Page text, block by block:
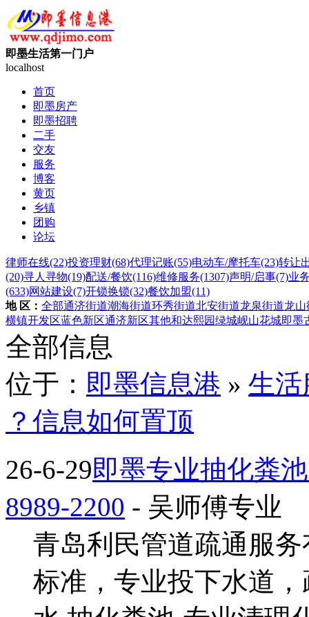
即墨生活第一门户
localhost
首页
即墨房产
即墨招聘
二手
交友
服务
博客
黄页
乡镇
团购
论坛
律师在线(22)投资理财(68)代理记账(55)电动车/摩托车(23)转让
(20)寻人寻物(19)配送/餐饮(116)维修服务(1307)声明/启事(7)业
(633)网站建设(7)开锁换锁(32)餐饮加盟(11)
地 区： 全部通济街道潮海街道环秀街道北安街道龙泉街道龙山
横镇开发区蓝色新区通济新区其他和达熙园绿城岘山花城即墨
全部信息
位于： 即墨信息港 » 生活
？信息如何置顶
26-6-29即墨专业抽化粪
8989-2200 - 吴师傅专业
青岛利民管道疏通服
标准，专业投下水道